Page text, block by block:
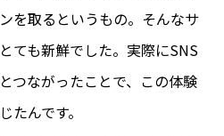
を取るというもの。そんなサ
ても新鮮でした。実際にSNS
つながったことで、この体験
たんです。